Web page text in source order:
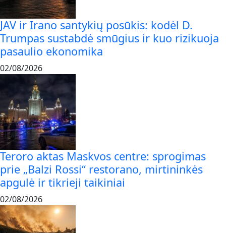
JAV ir Irano santykių posūkis: kodėl D.
Trumpas sustabdė smūgius ir kuo rizikuoja
pasaulio ekonomika
02/08/2026
Teroro aktas Maskvos centre: sprogimas
prie „Balzi Rossi“ restorano, mirtininkės
apgulė ir tikrieji taikiniai
02/08/2026